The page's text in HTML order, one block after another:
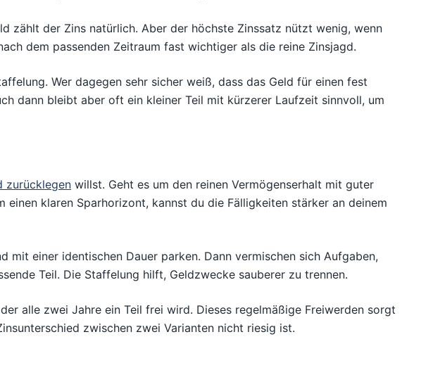
zählt der Zins natürlich. Aber der höchste Zinssatz nützt wenig, wenn
dem passenden Zeitraum fast wichtiger als die reine Zinsjagd.
Wer dagegen sehr sicher weiß, dass das Geld für einen fest
dann bleibt aber oft ein kleiner Teil mit kürzerer Laufzeit sinnvoll, um
zurücklegen willst. Geht es um den reinen Vermögenserhalt mit guter
klaren Sparhorizont, kannst du die Fälligkeiten stärker an deinem
einer identischen Dauer parken. Dann vermischen sich Aufgaben,
Teil. Die Staffelung hilft, Geldzwecke sauberer zu trennen.
alle zwei Jahre ein Teil frei wird. Dieses regelmäßige Freiwerden sorgt
zwischen zwei Varianten nicht riesig ist.